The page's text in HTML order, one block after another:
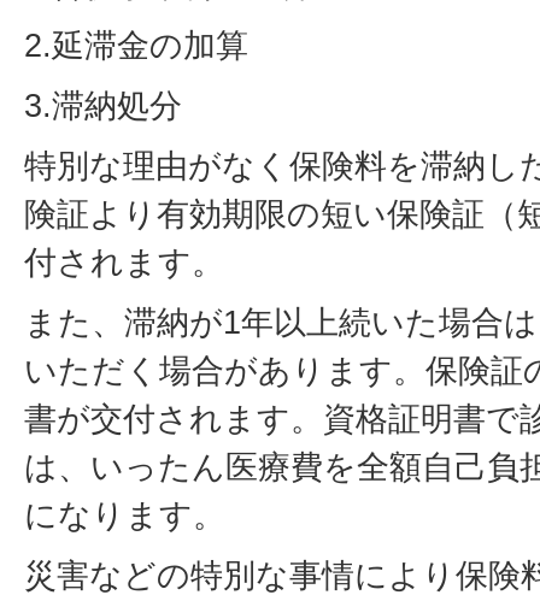
2.延滞金の加算
3.滞納処分
特別な理由がなく保険料を滞納し
険証より有効期限の短い保険証（
付されます。
また、滞納が1年以上続いた場合
いただく場合があります。保険証
書が交付されます。資格証明書で
は、いったん医療費を全額自己負
になります。
災害などの特別な事情により保険